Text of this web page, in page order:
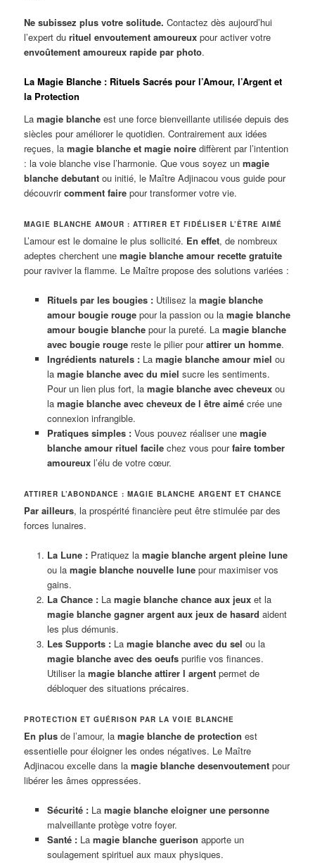
Ne subissez plus votre solitude. Contactez dès aujourd’hui
l’expert durituel envoutement amoureux pour activer votre
envoûtement amoureux rapide par photo.
La Magie Blanche : Rituels Sacrés pour l’Amour, l’Argent et
la Protection
Lamagie blanche est une force bienveillante utilisée depuis des
siècles pour améliorer le quotidien. Contrairement aux idées
reçues, lamagie blanche et magie noire diffèrent par l’intention
: la voie blanche vise l’harmonie. Que vous soyez unmagie
blanche debutant ou initié, le Maître Adjinacou vous guide pour
découvrircomment faire pour transformer votre vie.
MAGIE BLANCHE AMOUR : ATTIRER ET FIDÉLISER L’ÊTRE AIMÉ
L’amour est le domaine le plus sollicité. En effet, de nombreux
adeptes cherchent unemagie blanche amour recette gratuite
pour raviver la flamme. Le Maître propose des solutions variées :
Rituels par les bougies :Utilisez la magie blanche
amour bougie rougepour la passion ou la magie blanche
amour bougie blanchepour la pureté. La magie blanche
avec bougie rougereste le pilier pourattirer un homme.
Ingrédients naturels :La magie blanche amour miel ou
la magie blanche avec du miel sucre les sentiments.
Pour un lien plus fort, la magie blanche avec cheveuxou
la magie blanche avec cheveux de l être aimécrée une
connexion infrangible.
Pratiques simples :Vous pouvez réaliser une magie
blanche amour rituel facilechez vous pourfaire tomber
amoureuxl’élu de votre cœur.
ATTIRER L’ABONDANCE : MAGIE BLANCHE ARGENT ET CHANCE
Par ailleurs, la prospérité financière peut être stimulée par des
forces lunaires.
La Lune :Pratiquez la magie blanche argent pleine lune
ou la magie blanche nouvelle lunepour maximiser vos
gains.
La Chance :La magie blanche chance aux jeuxet la
magie blanche gagner argent aux jeux de hasard aident
les plus démunis.
Les Supports :La magie blanche avec du sel ou la
magie blanche avec des oeufspurifie vos finances.
Utiliser la magie blanche attirer l argentpermet de
débloquer des situations précaires.
PROTECTION ET GUÉRISON PAR LA VOIE BLANCHE
En plus de l’amour, lamagie blanche de protection est
essentielle pour éloigner les ondes négatives. Le Maître
Adjinacou excelle dans lamagie blanche desenvoutement pour
libérer les âmes oppressées.
Sécurité :La magie blanche eloigner une personne
malveillante protège votre foyer.
Santé :La magie blanche guerison apporte un
soulagement spirituel aux maux physiques.